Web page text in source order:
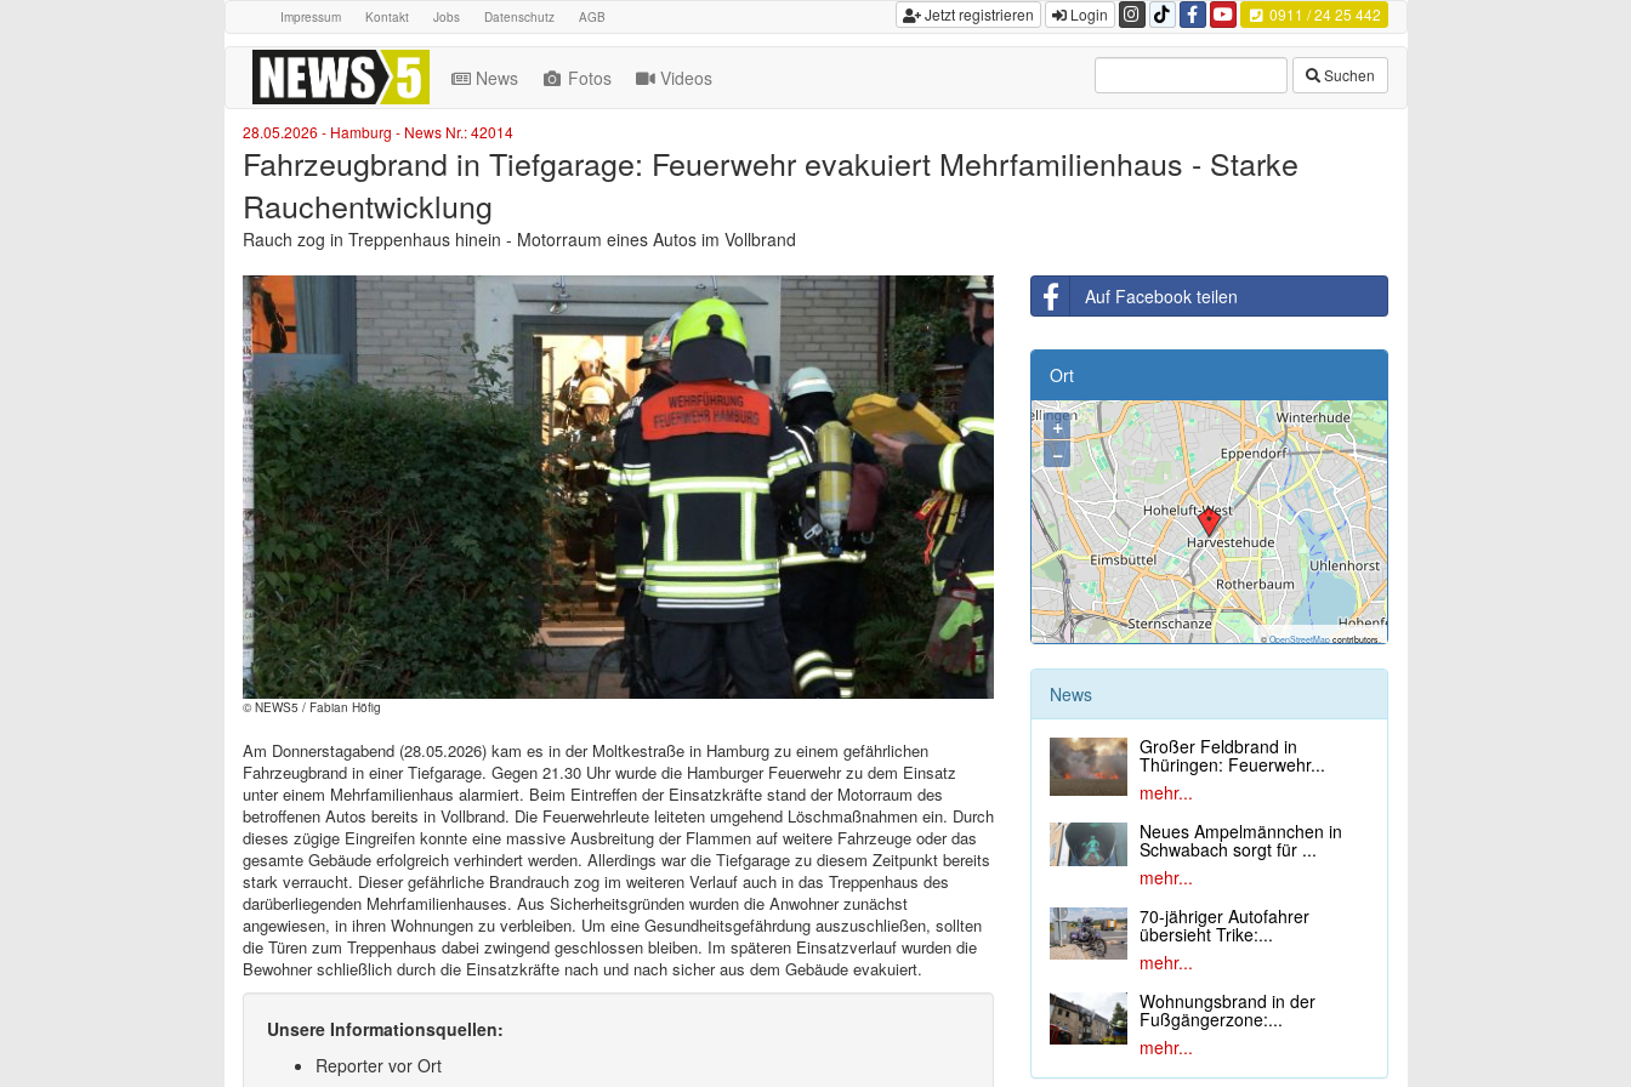
Jetzt registrieren Login 0911 / 24 25 442
Impressum Kontakt Jobs Datenschutz AGB
News Fotos Videos Suchen
28.05.2026 - Hamburg - News Nr.: 42014
Fahrzeugbrand in Tiefgarage: Feuerwehr evakuiert Mehrfamilienhaus - Starke
Rauchentwicklung
Rauch zog in Treppenhaus hinein - Motorraum eines Autos im Vollbrand
© NEWS5 / Fabian Höfig
Am Donnerstagabend (28.05.2026) kam es in der Moltkestraße in Hamburg zu einem gefährlichen
Fahrzeugbrand in einer Tiefgarage. Gegen 21.30 Uhr wurde die Hamburger Feuerwehr zu dem Einsatz
unter einem Mehrfamilienhaus alarmiert. Beim Eintreffen der Einsatzkräfte stand der Motorraum des
betroffenen Autos bereits in Vollbrand. Die Feuerwehrleute leiteten umgehend Löschmaßnahmen ein. Durch
dieses zügige Eingreifen konnte eine massive Ausbreitung der Flammen auf weitere Fahrzeuge oder das
gesamte Gebäude erfolgreich verhindert werden. Allerdings war die Tiefgarage zu diesem Zeitpunkt bereits
stark verraucht. Dieser gefährliche Brandrauch zog im weiteren Verlauf auch in das Treppenhaus des
darüberliegenden Mehrfamilienhauses. Aus Sicherheitsgründen wurden die Anwohner zunächst
angewiesen, in ihren Wohnungen zu verbleiben. Um eine Gesundheitsgefährdung auszuschließen, sollten
die Türen zum Treppenhaus dabei zwingend geschlossen bleiben. Im späteren Einsatzverlauf wurden die
Bewohner schließlich durch die Einsatzkräfte nach und nach sicher aus dem Gebäude evakuiert.
Unsere Informationsquellen:
Reporter vor Ort
Auf Facebook teilen
Ort
+
−
©OpenStreetMapcontributors.
News
Großer Feldbrand in
Thüringen: Feuerwehr...
mehr...
Neues Ampelmännchen in
Schwabach sorgt für ...
mehr...
70-jähriger Autofahrer
übersieht Trike:...
mehr...
Wohnungsbrand in der
Fußgängerzone:...
mehr...